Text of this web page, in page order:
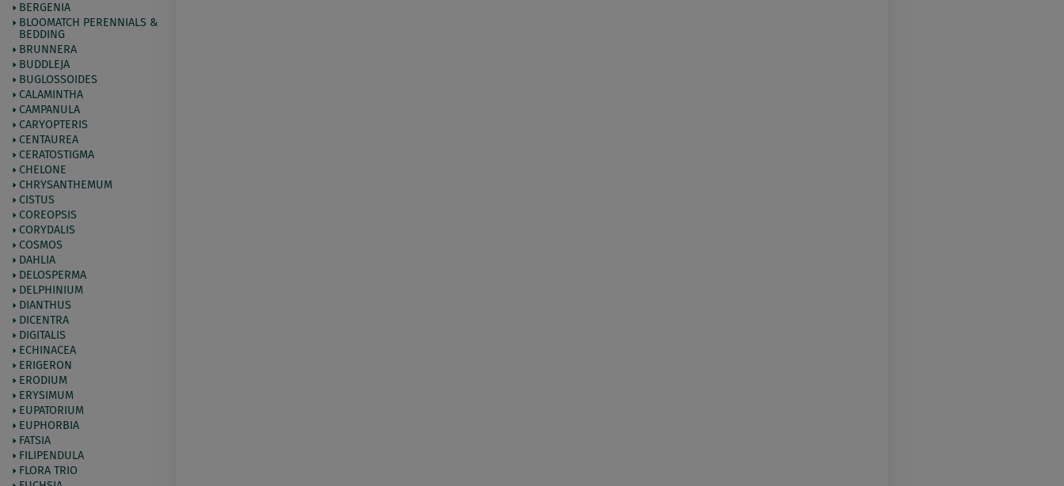
BERGENIA
BLOOMATCH PERENNIALS &
BEDDING
BRUNNERA
BUDDLEJA
BUGLOSSOIDES
CALAMINTHA
CAMPANULA
CARYOPTERIS
CENTAUREA
CERATOSTIGMA
CHELONE
CHRYSANTHEMUM
CISTUS
COREOPSIS
CORYDALIS
COSMOS
DAHLIA
DELOSPERMA
DELPHINIUM
DIANTHUS
DICENTRA
DIGITALIS
ECHINACEA
ERIGERON
ERODIUM
ERYSIMUM
EUPATORIUM
EUPHORBIA
FATSIA
FILIPENDULA
FLORA TRIO